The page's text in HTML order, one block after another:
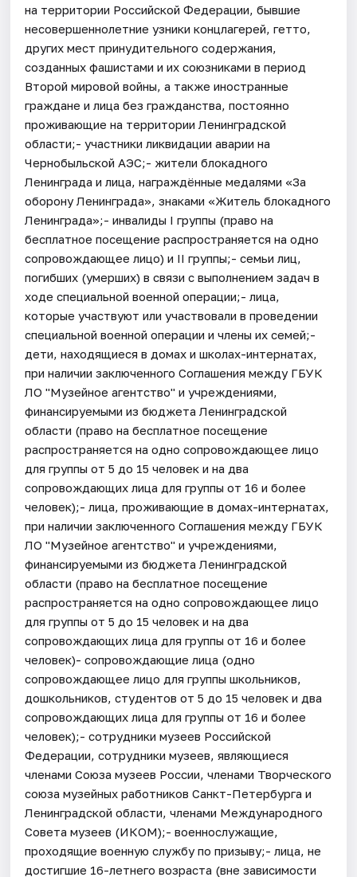
на территории Российской Федерации, бывшие
несовершеннолетние узники концлагерей, гетто,
других мест принудительного содержания,
созданных фашистами и их союзниками в период
Второй мировой войны, а также иностранные
граждане и лица без гражданства, постоянно
проживающие на территории Ленинградской
области;- участники ликвидации аварии на
Чернобыльской АЭС;- жители блокадного
Ленинграда и лица, награждённые медалями «За
оборону Ленинграда», знаками «Житель блокадного
Ленинграда»;- инвалиды I группы (право на
бесплатное посещение распространяется на одно
сопровождающее лицо) и II группы;- семьи лиц,
погибших (умерших) в связи с выполнением задач в
ходе специальной военной операции;- лица,
которые участвуют или участвовали в проведении
специальной военной операции и члены их семей;-
дети, находящиеся в домах и школах-интернатах,
при наличии заключенного Соглашения между ГБУК
ЛО "Музейное агентство" и учреждениями,
финансируемыми из бюджета Ленинградской
области (право на бесплатное посещение
распространяется на одно сопровождающее лицо
для группы от 5 до 15 человек и на два
сопровождающих лица для группы от 16 и более
человек);- лица, проживающие в домах-интернатах,
при наличии заключенного Соглашения между ГБУК
ЛО "Музейное агентство" и учреждениями,
финансируемыми из бюджета Ленинградской
области (право на бесплатное посещение
распространяется на одно сопровождающее лицо
для группы от 5 до 15 человек и на два
сопровождающих лица для группы от 16 и более
человек)- сопровождающие лица (одно
сопровождающее лицо для группы школьников,
дошкольников, студентов от 5 до 15 человек и два
сопровождающих лица для группы от 16 и более
человек);- сотрудники музеев Российской
Федерации, сотрудники музеев, являющиеся
членами Союза музеев России, членами Творческого
союза музейных работников Санкт-Петербурга и
Ленинградской области, членами Международного
Совета музеев (ИКОМ);- военнослужащие,
проходящие военную службу по призыву;- лица, не
достигшие 16-летнего возраста (вне зависимости